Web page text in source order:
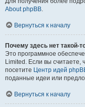
About phpBB.
Вернуться к началу
Почему здесь нет такой-
Это программное
Limited. Если вы считаете,
посетите Центр идей
поданные идеи или
Вернуться к началу